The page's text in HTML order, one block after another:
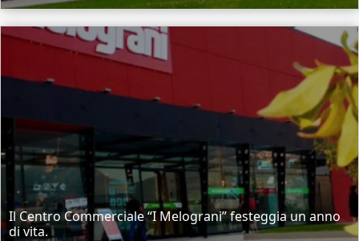
Il Centro Commerciale “I Melograni” festeggia un anno
di vita.